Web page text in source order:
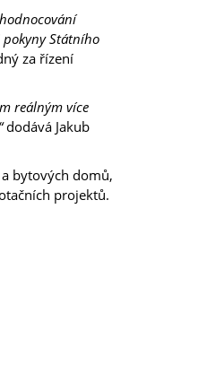
Státního
za řízení
reálným více
dodává Jakub
bytových domů,
projektů.